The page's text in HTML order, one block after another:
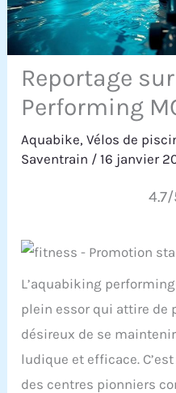
Reportage
Performing
Aquabike,Vélos de
Saventrain /16 janvier
L’aquabiking
plein essor qui attire de
désireux de se
ludique et efficace.
des centres pionniers